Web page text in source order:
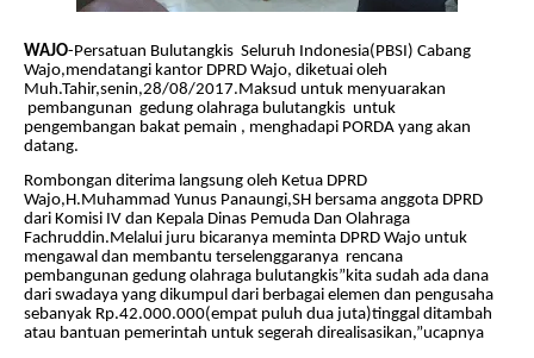
WAJO-Persatuan Bulutangkis Seluruh Indonesia(PBSI) Cabang
Wajo,mendatangi kantor DPRD Wajo, diketuai oleh
Muh.Tahir,senin,28/08/2017.Maksud untuk menyuarakan
pembangunan gedung olahraga bulutangkis untuk
pengembangan bakat pemain , menghadapi PORDA yang akan
datang.
Rombongan diterima langsung oleh Ketua DPRD
Wajo,H.Muhammad Yunus Panaungi,SH bersama anggota DPRD
dari Komisi IV dan Kepala Dinas Pemuda Dan Olahraga
Fachruddin.Melalui juru bicaranya meminta DPRD Wajo untuk
mengawal dan membantu terselenggaranya rencana
pembangunan gedung olahraga bulutangkis”kita sudah ada dana
dari swadaya yang dikumpul dari berbagai elemen dan pengusaha
sebanyak Rp.42.000.000(empat puluh dua juta)tinggal ditambah
atau bantuan pemerintah untuk segerah direalisasikan,”ucapnya